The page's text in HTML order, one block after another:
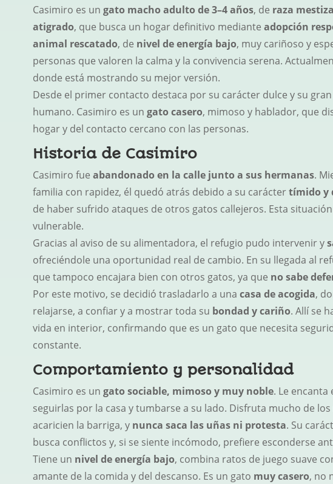
Casimiro es un gato macho adulto de 3–4 años, de raza mestiza
atigrado, que busca un hogar definitivo mediante adopción
animal rescatado, de nivel de energía bajo, muy cariñoso y
personas que valoren la calma y la convivencia serena.
donde está mostrando su mejor versión.
Desde el primer contacto destaca por su carácter dulce y su
humano. Casimiro es un gato casero, mimoso y hablador, que
hogar y del contacto cercano con las personas.
Historia de Casimiro
Casimiro fue abandonado en la calle junto a sus hermanas.
familia con rapidez, él quedó atrás debido a su caráctertímido y
de haber sufrido ataques de otros gatos callejeros. Esta
vulnerable.
Gracias al aviso de su alimentadora, el refugio pudo intervenir y
ofreciéndole una oportunidad real de cambio. En su llegada al
que tampoco encajara bien con otros gatos, ya que no sabe
Por este motivo, se decidió trasladarlo a una casa de acogida,
relajarse, a confiar y a mostrar toda su bondad y cariño. Allí se
vida en interior, confirmando que es un gato que necesita
constante.
Comportamiento y personalidad
Casimiro es un gato sociable, mimoso y muy noble. Le encanta
seguirlas por la casa y tumbarse a su lado. Disfruta mucho de
acaricien la barriga, y nunca saca las uñas ni protesta. Su
busca conflictos y, si se siente incómodo, prefiere esconderse
Tiene un nivel de energía bajo, combina ratos de juego suave
amante de la comida y del descanso. Es un gato muy casero, no